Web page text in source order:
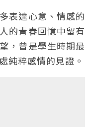
表達心意、情感的
的青春回憶中留有
，曾是學生時期最
純粹感情的見證。